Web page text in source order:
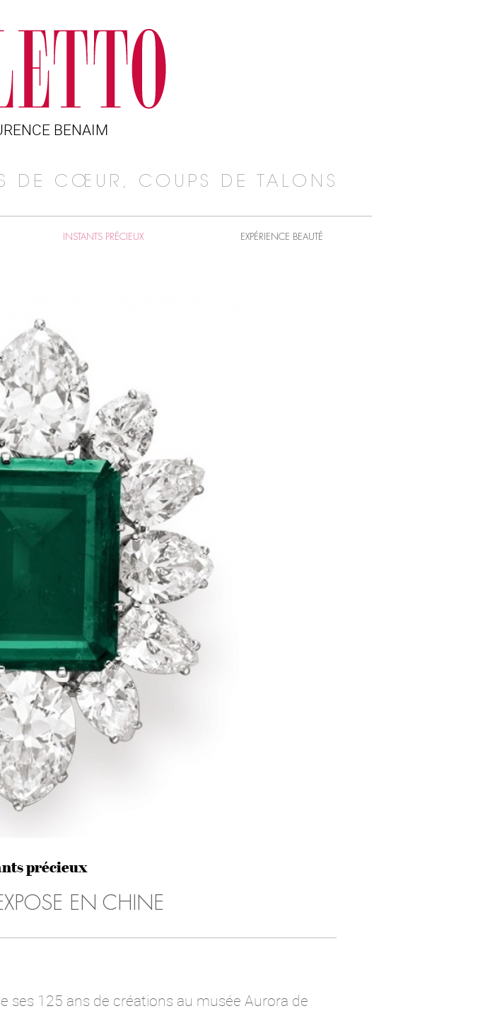
BENAIM
DE CŒUR, COUPS DE TALONS
INSTANTS PRÉCIEUX EXPÉRIENCE BEAUTÉ
précieux
EN CHINE
ses 125 ans de créations au musée Aurora de